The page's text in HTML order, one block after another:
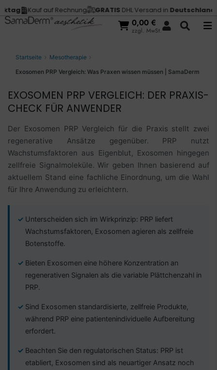
auf Rechnung GRATISDHL Versand inDeutschland Vor 13 Uhr
0,00 €
zzgl. MwSt.
Startseite Mesotherapie
Exosomen PRP Vergleich: Was Praxen wissen müssen | SamaDerm
EXOSOMEN PRP VERGLEICH: DER PRAXIS-
CHECK FÜR ANWENDER
Der Exosomen PRP Vergleich für die Praxis stellt zwei
regenerative Ansätze gegenüber. PRP nutzt
Wachstumsfaktoren aus Eigenblut, Exosomen hingegen
zellfreie Signalmoleküle. Wir geben Ihnen basierend auf
aktuellem Stand eine fachliche Einordnung, um die Wahl
für Ihre Anwendung zu erleichtern.
Unterscheiden sich im Wirkprinzip: PRP liefert
Wachstumsfaktoren, Exosomen agieren als zellfreie
Botenstoffe.
Bieten Exosomen eine höhere Konzentration an
regenerativen Signalen als die variable Plättchenzahl in
PRP.
Sind Exosomen standardisierte, zellfreie Produkte,
während PRP eine patientenindividuelle Aufbereitung
erfordert.
Beachten Sie den regulatorischen Status: PRP ist
etabliert, Exosomen sind als neuartiger Ansatz noch